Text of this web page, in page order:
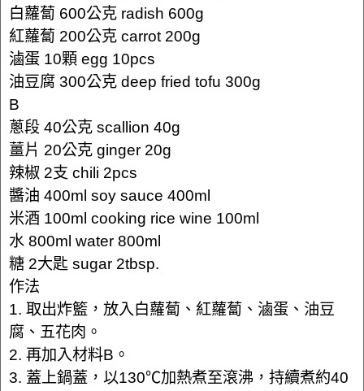
白蘿蔔 600公克 radish 600g
紅蘿蔔 200公克 carrot 200g
滷蛋 10顆 egg 10pcs
油豆腐 300公克 deep fried tofu 300g
B
蔥段 40公克 scallion 40g
薑片 20公克 ginger 20g
辣椒 2支 chili 2pcs
醬油 400ml soy sauce 400ml
米酒 100ml cooking rice wine 100ml
水 800ml water 800ml
糖 2大匙 sugar 2tbsp.
作法
1. 取出炸籃，放入白蘿蔔、紅蘿蔔、滷蛋、油豆
腐、五花肉。
2. 再加入材料B。
3. 蓋上鍋蓋，以130℃加熱煮至滾沸，持續煮約40